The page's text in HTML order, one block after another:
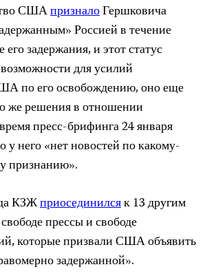
СШАпризналоГершковича
Россией в течение
его задержания, и этот статус
для усилий
по его освобождению, оно еще
же решения в отношении
пресс-брифинга 24 января
у него «нет новостей по какому-
признанию».
КЗЖприосединилсяк 13 другим
прессы и свободе
которые призвали США объявить
задержанной».